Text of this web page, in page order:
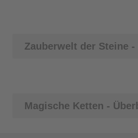
Zauberwelt der Steine
Magische Ketten -